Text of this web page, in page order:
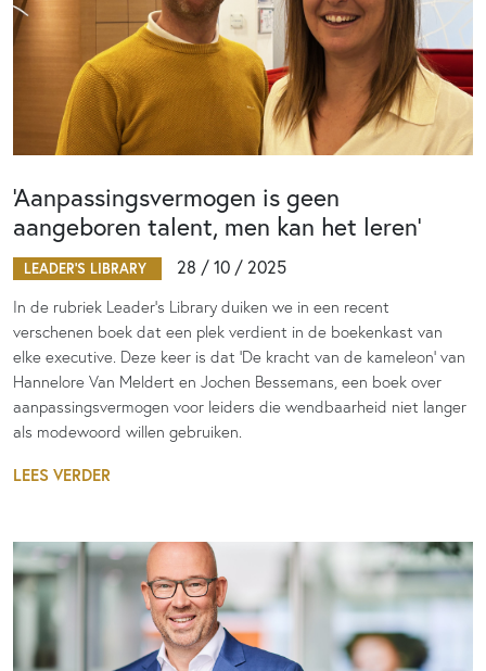
‘Aanpassingsvermogen is geen
aangeboren talent, men kan het leren’
LEADER'S LIBRARY 28 / 10 / 2025
In de rubriek Leader’s Library duiken we in een recent
verschenen boek dat een plek verdient in de boekenkast van
elke executive. Deze keer is dat ‘De kracht van de kameleon’ van
Hannelore Van Meldert en Jochen Bessemans, een boek over
aanpassingsvermogen voor leiders die wendbaarheid niet langer
als modewoord willen gebruiken.
LEES VERDER